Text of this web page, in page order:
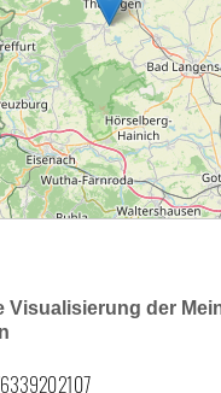
Visualisierung der